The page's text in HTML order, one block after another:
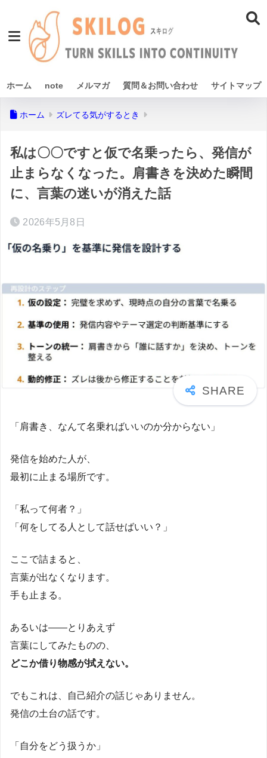
ホーム note メルマガ 質問＆お問い合わせ サイトマップ
ホーム ズレてる気がするとき
私は〇〇ですと仮で名乗ったら、発信が
止まらなくなった。肩書きを決めた瞬間
に、言葉の迷いが消えた話
2026年5月8日
「肩書き、なんて名乗ればいいのか分からない」
発信を始めた人が、
最初に止まる場所です。
「私って何者？」
「何をしてる人として話せばいい？」
ここで詰まると、
言葉が出なくなります。
手も止まる。
あるいは――とりあえず
言葉にしてみたものの、
どこか借り物感が拭えない。
でもこれは、自己紹介の話じゃありません。
発信の土台の話です。
「自分をどう扱うか」